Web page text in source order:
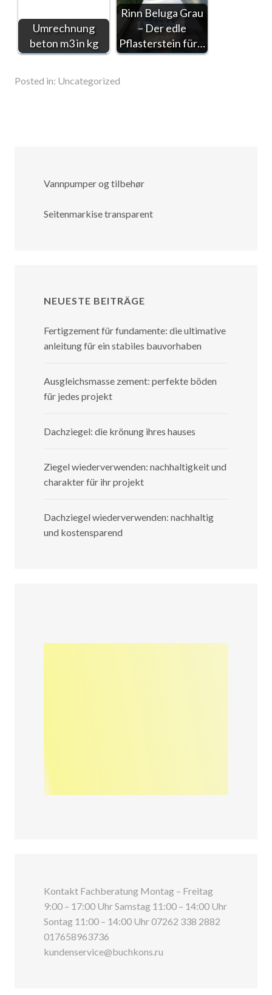
Umrechnung
beton m3 in kg
Rinn Beluga Grau
– Der edle
Pflasterstein für…
Posted in: Uncategorized
Vannpumper og tilbehør
Seitenmarkise transparent
NEUESTE BEITRÄGE
Fertigzement für fundamente: die ultimative
anleitung für ein stabiles bauvorhaben
Ausgleichsmasse zement: perfekte böden
für jedes projekt
Dachziegel: die krönung ihres hauses
Ziegel wiederverwenden: nachhaltigkeit und
charakter für ihr projekt
Dachziegel wiederverwenden: nachhaltig
und kostensparend
Kontakt Fachberatung Montag – Freitag
9:00 – 17:00 Uhr Samstag 11:00 – 14:00 Uhr
Sontag 11:00 – 14:00 Uhr 07262 338 2882
017658963736
kundenservice@buchkons.ru